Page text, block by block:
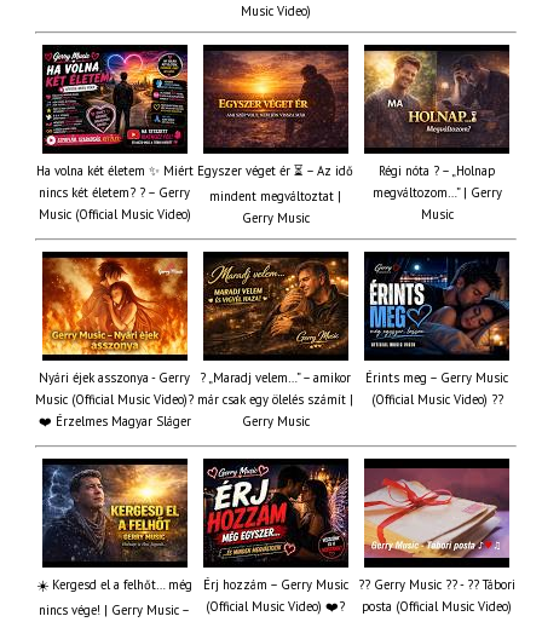
Music Video)
Ha volna két életem ✨ Miért
nincs két életem? ? – Gerry
Music (Official Music Video)
Egyszer véget ér ⏳ – Az idő
mindent megváltoztat |
Gerry Music
Régi nóta ? – „Holnap
megváltozom…” | Gerry
Music
Nyári éjek asszonya - Gerry
Music (Official Music Video)?
❤️ Érzelmes Magyar Sláger
? „Maradj velem…” – amikor
már csak egy ölelés számít |
Gerry Music
Érints meg – Gerry Music
(Official Music Video) ??
☀️ Kergesd el a felhőt… még
nincs vége! | Gerry Music –
Érj hozzám – Gerry Music
(Official Music Video) ❤️?
?? Gerry Music ?? - ?? Tábori
posta (Official Music Video)